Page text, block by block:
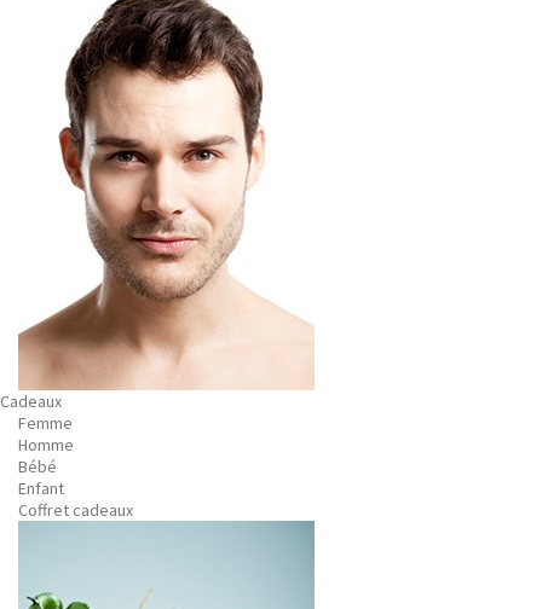
Cadeaux
Femme
Homme
Bébé
Enfant
Coffret cadeaux